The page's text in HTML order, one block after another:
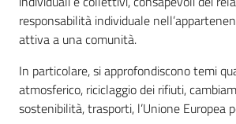
Assemblea
legislativa
responsabilità individuale
attiva a una comunità.
In particolare, si approfondiscono temi
atmosferico, riciclaggio dei rifiuti,
sostenibilità, trasporti, l’Unione Europea